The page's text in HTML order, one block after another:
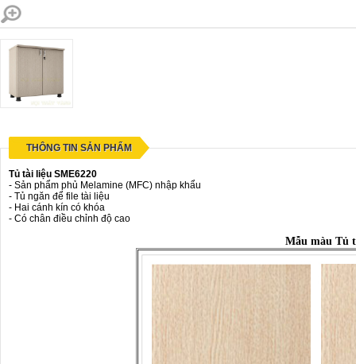
THÔNG TIN SẢN PHẨM
Tủ tài liệu SME6220
- Sản phẩm phủ Melamine (MFC) nhập khẩu
- Tủ ngăn để file tài liệu
- Hai cánh kín có khóa
- Có chân điều chỉnh độ cao
Mẫu màu Tủ